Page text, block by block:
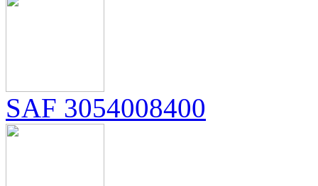
SAF 3054008400